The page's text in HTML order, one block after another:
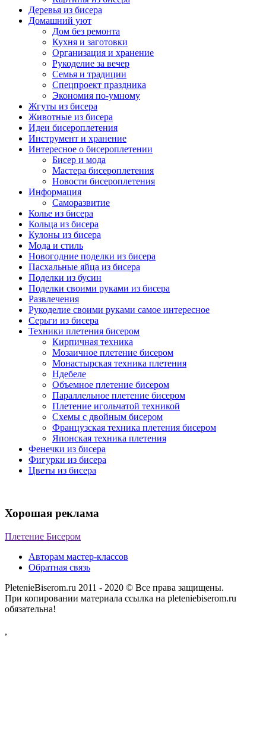
Деревья из бисера
Домашний уют
Дом без ремонта
Кухня и заготовки
Организация и хранение
Рукоделие за вечер
Семья и традиции
Спецпроект праздника
Экономия по-умному
Жгуты из бисера
Животные из бисера
Идеи бисероплетения
Инструмент и хранение
Интересное о бисероплетении
Бисер и мода
Мастера бисероплетения
Новости бисероплетения
Информация
Саморазвитие
Колье из бисера
Кольца из бисера
Кулоны из бисера
Мода и стиль
Новогодние поделки из бисера
Пасхальные яйца из бисера
Поделки из бусин
Поделки своими руками из бисера
Развлечения
Рукоделие своими руками самое интересное
Серьги из бисера
Техники плетения бисером
Кирпичная техника
Мозаичное плетение бисером
Монастырская техника плетения
Ндебеле
Объемное плетение бисером
Параллельное плетение бисером
Плетение игольчатой техникой
Схемы с двойным бисером
Французская техника плетения бисером
Японская техника плетения
Фенечки из бисера
Фигурки из бисера
Цветы из бисера
Хорошая реклама
Плетение Бисером
Авторам мастер-классов
Обратная связь
PletenieBiserom.ru 2011 - 2020 © Все права защищены.
При копировании материала ссылка на pleteniebiserom.ru
обязательна!
,